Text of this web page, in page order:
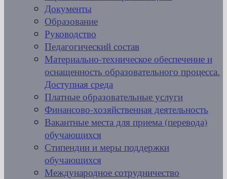
Документы
Образование
Руководство
Педагогический состав
Материально-техническое обеспечение и
оснащенность образовательного процесса.
Доступная среда
Платные образовательные услуги
Финансово-хозяйственная деятельность
Вакантные места для приема (перевода)
обучающихся
Стипендии и меры поддержки
обучающихся
Международное сотрудничество